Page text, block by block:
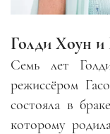
Голди Хоун и
Семь лет
режиссёром
состояла в
которому